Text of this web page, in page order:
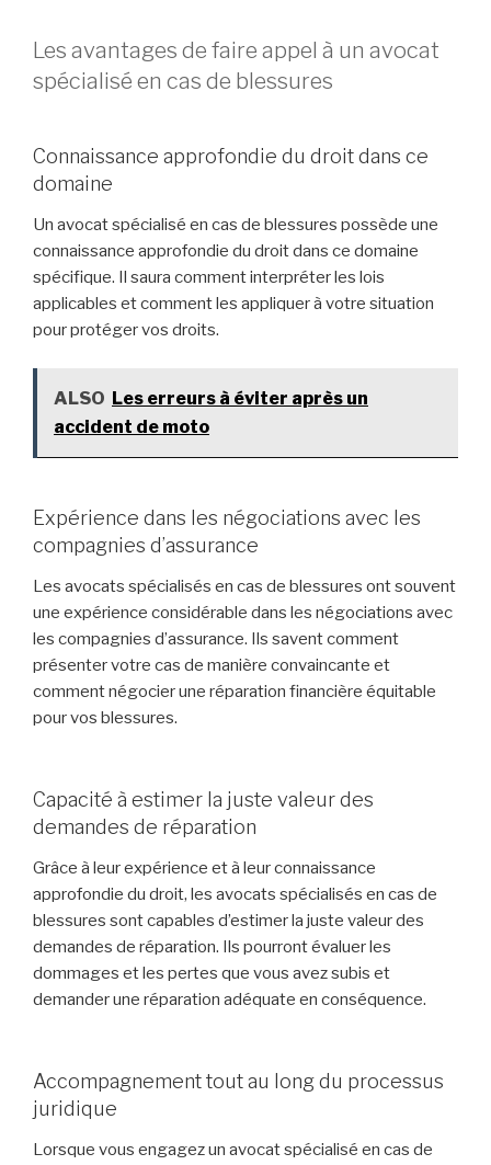
Les avantages de faire appel à un avocat
spécialisé en cas de blessures
Connaissance approfondie du droit dans ce
domaine
Un avocat spécialisé en cas de blessures possède une
connaissance approfondie du droit dans ce domaine
spécifique. Il saura comment interpréter les lois
applicables et comment les appliquer à votre situation
pour protéger vos droits.
ALSO Les erreurs à éviter après un
accident de moto
Expérience dans les négociations avec les
compagnies d’assurance
Les avocats spécialisés en cas de blessures ont souvent
une expérience considérable dans les négociations avec
les compagnies d’assurance. Ils savent comment
présenter votre cas de manière convaincante et
comment négocier une réparation financière équitable
pour vos blessures.
Capacité à estimer la juste valeur des
demandes de réparation
Grâce à leur expérience et à leur connaissance
approfondie du droit, les avocats spécialisés en cas de
blessures sont capables d’estimer la juste valeur des
demandes de réparation. Ils pourront évaluer les
dommages et les pertes que vous avez subis et
demander une réparation adéquate en conséquence.
Accompagnement tout au long du processus
juridique
Lorsque vous engagez un avocat spécialisé en cas de